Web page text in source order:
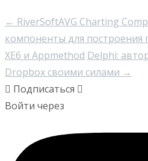
← RiverSoftAVG Charting
компоненты для построения
XE6 и Appmethod Delphi:
Dropbox своими силами →
Подписаться
Войти через